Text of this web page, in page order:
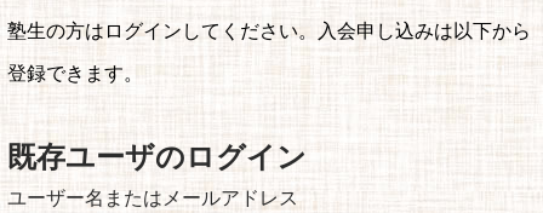
塾生の方はログインしてください。入会申し込みは以下から
登録できます。
既存ユーザのログイン
ユーザー名またはメールアドレス